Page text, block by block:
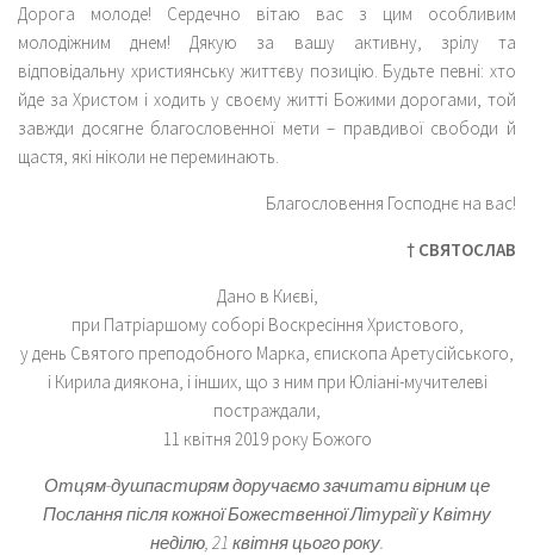
Дорога молоде! Сердечно вітаю вас з цим особливим
молодіжним днем! Дякую за вашу активну, зрілу та
відповідальну християнську життєву позицію. Будьте певні: хто
йде за Христом і ходить у своєму житті Божими дорогами, той
завжди досягне благословенної мети – правдивої свободи й
щастя, які ніколи не переминають.
Благословення Господнє на вас!
† СВЯТОСЛАВ
Дано в Києві,
при Патріаршому соборі Воскресіння Христового,
у день Святого преподобного Марка, єпископа Аретусійського,
і Кирила диякона, і інших, що з ним при Юліані-мучителеві
постраждали,
11 квітня 2019 року Божого
Отцям-душпастирям доручаємо зачитати вірним це
Послання після кожної Божественної Літургії у Квітну
неділю, 21 квітня цього року.